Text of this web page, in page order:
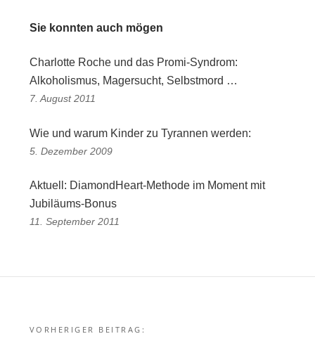
Sie konnten auch mögen
Charlotte Roche und das Promi-Syndrom:
Alkoholismus, Magersucht, Selbstmord …
7. August 2011
Wie und warum Kinder zu Tyrannen werden:
5. Dezember 2009
Aktuell: DiamondHeart-Methode im Moment mit
Jubiläums-Bonus
11. September 2011
Beitragsnavigation
VORHERIGER BEITRAG: